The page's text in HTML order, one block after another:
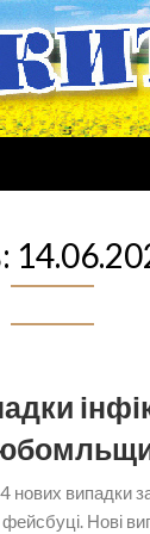
нових випадки
Нові